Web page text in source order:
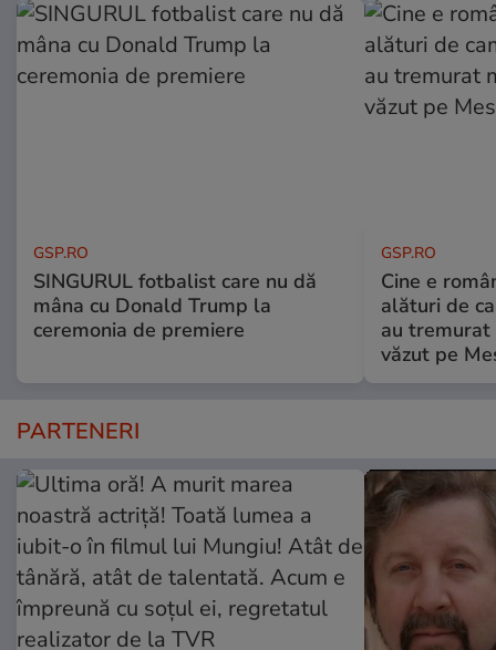
GSP.RO
SINGURUL fotbalist care nu dă
mâna cu Donald Trump la
ceremonia de premiere
GSP.RO
Cine e
alături de
au
văzut pe
PARTENERI